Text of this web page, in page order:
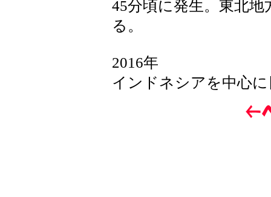
45分頃に発生。東北
る。
2016年
インドネシアを中心